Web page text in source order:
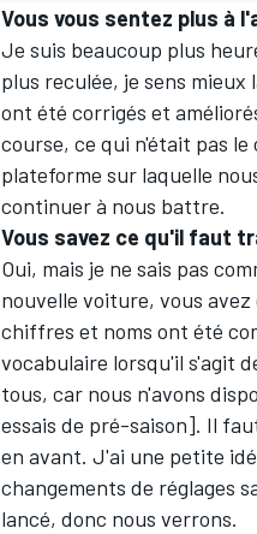
AUTRES CHAMPIONNATS
Vous vous sentez plus à
Je suis beaucoup plus
plus reculée, je sens mieux
ont été corrigés et
course, ce qui n'était pas
plateforme sur laquelle
continuer à nous battre.
Vous savez ce qu'il faut
Oui, mais je ne sais pas
nouvelle voiture, vous
chiffres et noms ont été
vocabulaire lorsqu'il s'agit
tous, car nous n'avons
essais de pré-saison]. Il
en avant. J'ai une petite
changements de réglages
lancé, donc nous verrons.